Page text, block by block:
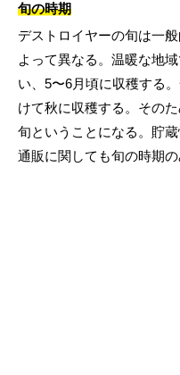
旬の時期
デストロイヤーの旬は一
よって異なる。温暖な地
い、5〜6月頃に収穫する
けて秋に収穫する。その
旬ということになる。貯
通販に関しても旬の時期